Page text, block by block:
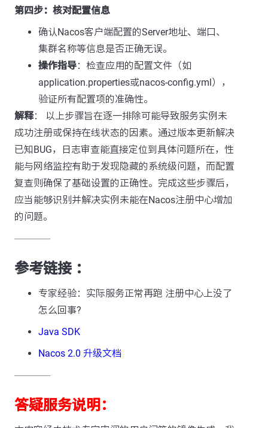
第四步：核对配置信息
确认Nacos客户端配置的Server地址、端口、
集群名称等信息是否正确无误。
操作指导：检查应用的配置文件（如
application.properties或nacos-config.yml），
验证所有配置项的准确性。
解释： 以上步骤旨在逐一排除可能导致服务实例未
成功注册或保持在线状态的因素。通过版本更新解决
已知BUG，日志审查能直接定位到具体问题所在，性
能与网络监控有助于发现隐藏的系统级问题，而配置
复查则确保了基础设置的正确性。完成这些步骤后，
应当能够识别并解决实例未能在Nacos注册中心增加
的问题。
---------------
参考链接 ：
专家经验：实际服务正常再跑 注册中心上没了
怎么回事?
Java SDK
Nacos 2.0 升级文档
---------------
答疑服务说明：